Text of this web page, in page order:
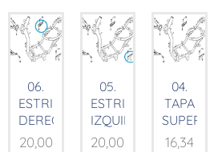
06.
ESTRIBERA
DERECHA
20,00
05.
ESTRIBERA
IZQUIERDA
20,00
04.
TAPA
SUPERIOR
16,34